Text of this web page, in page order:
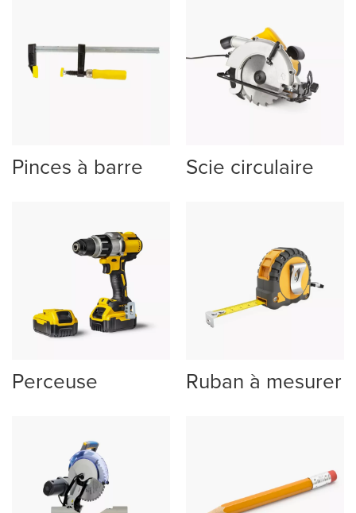
Pinces à barre Scie circulaire
Perceuse Ruban à mesurer